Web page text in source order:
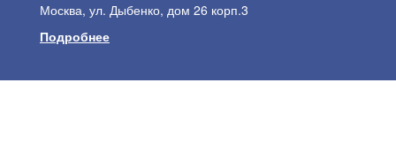
Москва, ул. Дыбенко, дом 26 корп.3
Подробнее